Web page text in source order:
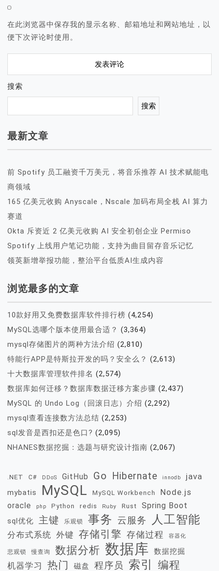
在此浏览器中保存我的显示名称、邮箱地址和网站地址，以
便下次评论时使用。
搜索
搜索
最新文章
前 Spotify 员工融资千万美元，将音乐推荐 AI 技术赋能电
商领域
165 亿美元收购 Anyscale，Nscale 加码布局全栈 AI 算力
赛道
Okta 斥资近 2 亿美元收购 AI 安全初创企业 Permiso
Spotify 上线用户笔记功能，支持为曲目留存音乐记忆
领英新增举报功能，整治平台低质AI生成内容
浏览最多的文章
10款好用又免费数据库软件排行榜 (4,254)
MySQL选哪个版本使用最合适？ (3,364)
mysql存储图片的两种方法介绍 (2,810)
特能行APP是特斯拉开发的吗？安全么？ (2,613)
十大数据库管理软件排名 (2,574)
数据库如何迁移？数据库数据迁移方案步骤 (2,437)
MySQL 的 Undo Log（回滚日志）介绍 (2,292)
mysql查看连接数方法总结 (2,253)
sql发音是西扣还是色口? (2,095)
NHANES数据挖掘：选题与研究设计指南 (2,067)
.NET C# DDoS GitHub Go Hibernate innodb java
mybatis MySQL MySQL Workbench Node.js
oracle php Python redis Ruby Rust Spring Boot
sql优化 主键 乐观锁 事务 云服务 人工智能
分布式系统 外键 存储引擎 存储过程 容器化
悲观锁 慢查询 数据分析 数据库 数据挖掘
机器学习 热门 磁盘 程序员 索引 编程